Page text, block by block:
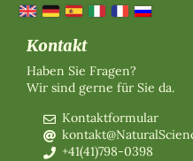
Kontakt
Haben Sie Fragen?
Wir sind gerne für Sie da.
Kontaktformular
+41(41)798-0398